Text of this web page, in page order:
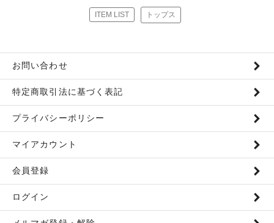
ITEM LIST トップス
お問い合わせ
特定商取引法に基づく表記
プライバシーポリシー
マイアカウント
会員登録
ログイン